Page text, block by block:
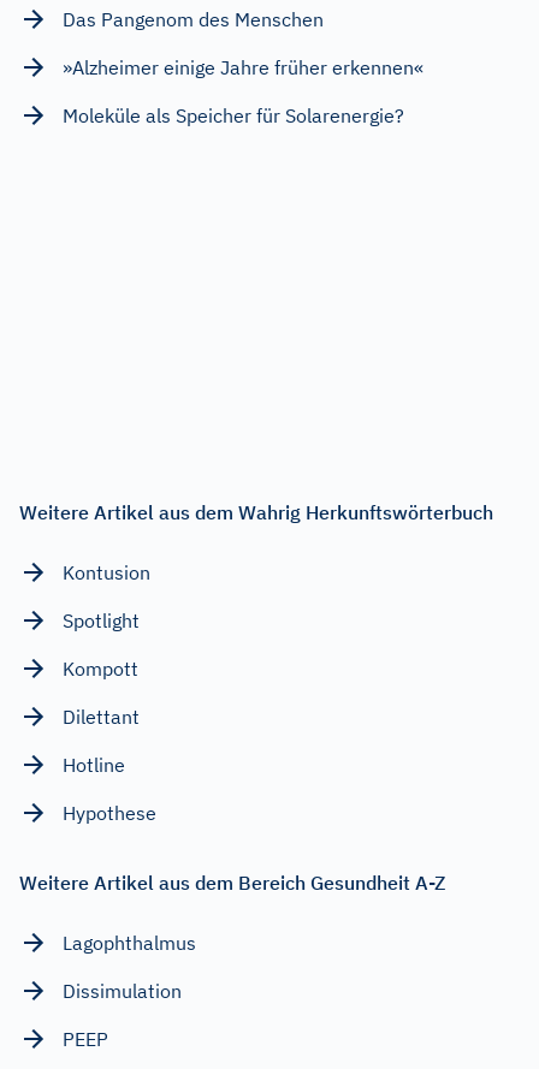
Das Pangenom des Menschen
»Alzheimer einige Jahre früher erkennen«
Moleküle als Speicher für Solarenergie?
Weitere Artikel aus dem Wahrig Herkunftswörterbuch
Kontusion
Spotlight
Kompott
Dilettant
Hotline
Hypothese
Weitere Artikel aus dem Bereich Gesundheit A-Z
Lagophthalmus
Dissimulation
PEEP